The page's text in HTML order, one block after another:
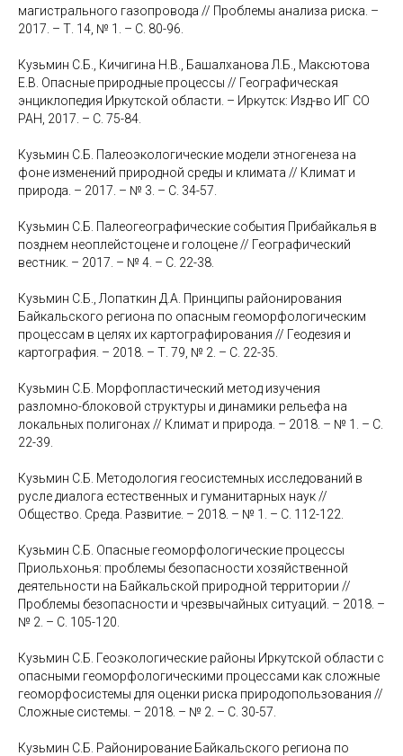
магистрального газопровода // Проблемы анализа риска. –
2017. – Т. 14, № 1. – С. 80-96.
Кузьмин С.Б., Кичигина Н.В., Башалханова Л.Б., Максютова
Е.В. Опасные природные процессы // Географическая
энциклопедия Иркутской области. – Иркутск: Изд-во ИГ СО
РАН, 2017. – С. 75-84.
Кузьмин С.Б. Палеоэкологические модели этногенеза на
фоне изменений природной среды и климата // Климат и
природа. – 2017. – № 3. – С. 34-57.
Кузьмин С.Б. Палеогеографические события Прибайкалья в
позднем неоплейстоцене и голоцене // Географический
вестник. – 2017. – № 4. – С. 22-38.
Кузьмин С.Б., Лопаткин Д.А. Принципы районирования
Байкальского региона по опасным геоморфологическим
процессам в целях их картографирования // Геодезия и
картография. – 2018. – Т. 79, № 2. – С. 22-35.
Кузьмин С.Б. Морфопластический метод изучения
разломно-блоковой структуры и динамики рельефа на
локальных полигонах // Климат и природа. – 2018. – № 1. – С.
22-39.
Кузьмин С.Б. Методология геосистемных исследований в
русле диалога естественных и гуманитарных наук //
Общество. Среда. Развитие. – 2018. – № 1. – С. 112-122.
Кузьмин С.Б. Опасные геоморфологические процессы
Приольхонья: проблемы безопасности хозяйственной
деятельности на Байкальской природной территории //
Проблемы безопасности и чрезвычайных ситуаций. – 2018. –
№ 2. – С. 105-120.
Кузьмин С.Б. Геоэкологические районы Иркутской области с
опасными геоморфологическими процессами как сложные
геоморфосистемы для оценки риска природопользования //
Сложные системы. – 2018. – № 2. – С. 30-57.
Кузьмин С.Б. Районирование Байкальского региона по